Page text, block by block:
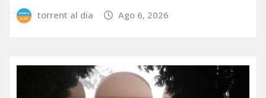
torrent al dia Ago 6, 2026